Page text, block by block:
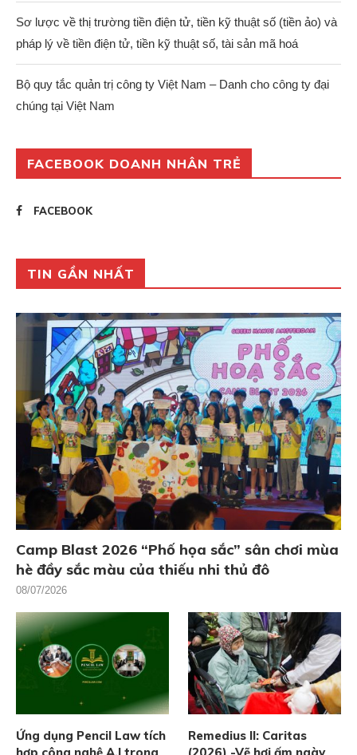
Sơ lược về thị trường tiền điện tử, tiền kỹ thuật số (tiền ảo) và
pháp lý về tiền điện tử, tiền kỹ thuật số, tài sản mã hoá
Bộ quy tắc quản trị công ty Việt Nam – Danh cho công ty đại
chúng tại Việt Nam
FACEBOOK DOANH NHÂN TRẺ
FACEBOOK
TIN GẦN NHẤT
Camp Blast 2026 “Phố họa sắc” sân chơi mùa
hè đầy sắc màu của thiếu nhi thủ đô
08/07/2026
Ứng dụng Pencil Law tích
hợp công nghệ A.I trong
Remedius II: Caritas
(2026) -Vẽ hơi ấm ngày